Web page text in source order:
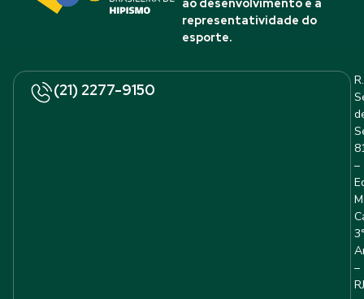
ao desenvolvimento e à
representatividade do
esporte.
(21) 2277-9150
R.
–
–
RJ